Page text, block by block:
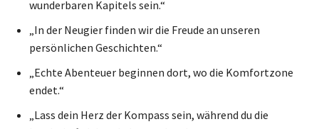
wunderbaren Kapitels sein.“
„In der Neugier finden wir die Freude an unseren
persönlichen Geschichten.“
„Echte Abenteuer beginnen dort, wo die Komfortzone
endet.“
„Lass dein Herz der Kompass sein, während du die